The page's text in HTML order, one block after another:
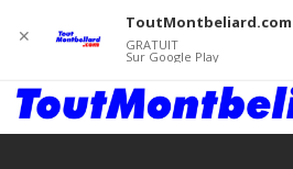
✕
ToutMontbeliard.com
GRATUIT
Sur Google Play